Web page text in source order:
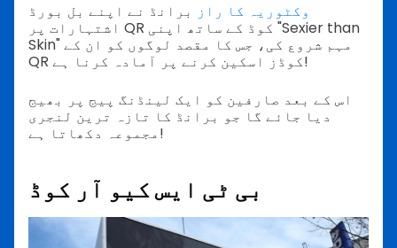
وکٹوریہ کا راز برانڈ نے اپنے بل بورڈ
اشتہارات پر QR کوڈ کے ساتھ اپنی "Sexier than
Skin" مہم شروع کی، جس کا مقصد لوگوں کو ان کے
QR کوڈز اسکین کرنے پر آمادہ کرنا ہے!
اس کے بعد صارفین کو ایک لینڈنگ پیج پر بھیج
دیا جائے گا جو برانڈ کا تازہ ترین لنجری
مجموعہ دکھاتا ہے!
بی ٹی ایس کیو آر کوڈ